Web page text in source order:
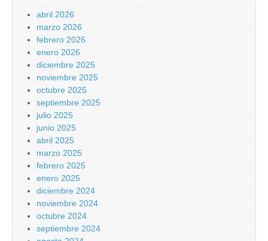
abril 2026
marzo 2026
febrero 2026
enero 2026
diciembre 2025
noviembre 2025
octubre 2025
septiembre 2025
julio 2025
junio 2025
abril 2025
marzo 2025
febrero 2025
enero 2025
diciembre 2024
noviembre 2024
octubre 2024
septiembre 2024